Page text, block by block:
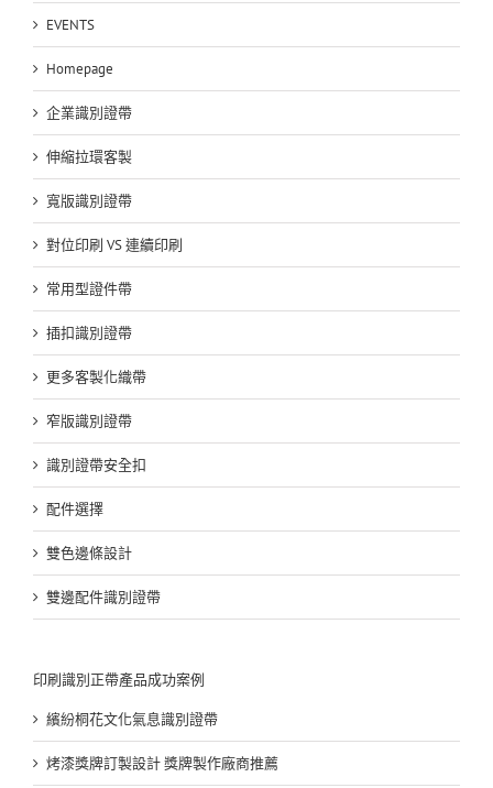
EVENTS
Homepage
企業識別證帶
伸縮拉環客製
寬版識別證帶
對位印刷 VS 連續印刷
常用型證件帶
插扣識別證帶
更多客製化織帶
窄版識別證帶
識別證帶安全扣
配件選擇
雙色邊條設計
雙邊配件識別證帶
印刷識別正帶產品成功案例
繽紛桐花文化氣息識別證帶
烤漆獎牌訂製設計 獎牌製作廠商推薦